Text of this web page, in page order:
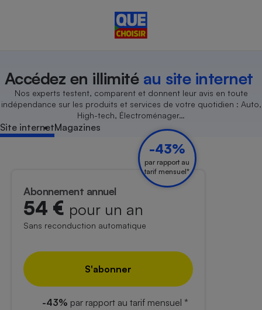
Accédez en illimité au site internet
Nos experts testent, comparent et donnent leur avis en toute
indépendance sur les produits et services de votre quotidien : Auto,
High-tech, Électroménager…
Site internetMagazines
-43%
par rapport au
tarif mensuel*
Abonnement annuel
54 € pour un an
Sans reconduction automatique
S'abonner
-43% par rapport au tarif mensuel *